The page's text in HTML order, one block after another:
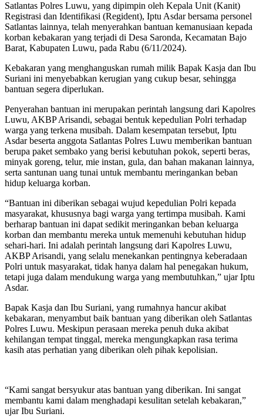
Satlantas Polres Luwu, yang dipimpin oleh Kepala Unit (Kanit)
Registrasi dan Identifikasi (Regident), Iptu Asdar bersama personel
Satlantas lainnya, telah menyerahkan bantuan kemanusiaan kepada
korban kebakaran yang terjadi di Desa Saronda, Kecamatan Bajo
Barat, Kabupaten Luwu, pada Rabu (6/11/2024).
Kebakaran yang menghanguskan rumah milik Bapak Kasja dan Ibu
Suriani ini menyebabkan kerugian yang cukup besar, sehingga
bantuan segera diperlukan.
Penyerahan bantuan ini merupakan perintah langsung dari Kapolres
Luwu, AKBP Arisandi, sebagai bentuk kepedulian Polri terhadap
warga yang terkena musibah. Dalam kesempatan tersebut, Iptu
Asdar beserta anggota Satlantas Polres Luwu memberikan bantuan
berupa paket sembako yang berisi kebutuhan pokok, seperti beras,
minyak goreng, telur, mie instan, gula, dan bahan makanan lainnya,
serta santunan uang tunai untuk membantu meringankan beban
hidup keluarga korban.
“Bantuan ini diberikan sebagai wujud kepedulian Polri kepada
masyarakat, khususnya bagi warga yang tertimpa musibah. Kami
berharap bantuan ini dapat sedikit meringankan beban keluarga
korban dan membantu mereka untuk memenuhi kebutuhan hidup
sehari-hari. Ini adalah perintah langsung dari Kapolres Luwu,
AKBP Arisandi, yang selalu menekankan pentingnya keberadaan
Polri untuk masyarakat, tidak hanya dalam hal penegakan hukum,
tetapi juga dalam mendukung warga yang membutuhkan,” ujar Iptu
Asdar.
Bapak Kasja dan Ibu Suriani, yang rumahnya hancur akibat
kebakaran, menyambut baik bantuan yang diberikan oleh Satlantas
Polres Luwu. Meskipun perasaan mereka penuh duka akibat
kehilangan tempat tinggal, mereka mengungkapkan rasa terima
kasih atas perhatian yang diberikan oleh pihak kepolisian.
“Kami sangat bersyukur atas bantuan yang diberikan. Ini sangat
membantu kami dalam menghadapi kesulitan setelah kebakaran,”
ujar Ibu Suriani.